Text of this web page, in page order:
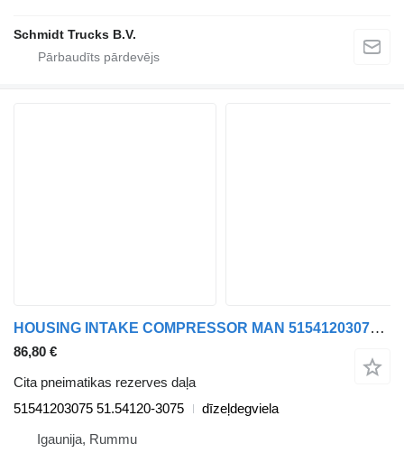
Schmidt Trucks B.V.
HOUSING INTAKE COMPRESSOR MAN 51541203075 paredzēts MAN TGL, TGM, TGS, TGX (2005-2021) kravas automašīnas
86,80 €
Cita pneimatikas rezerves daļa
51541203075 51.54120-3075
dīzeļdegviela
Igaunija, Rummu